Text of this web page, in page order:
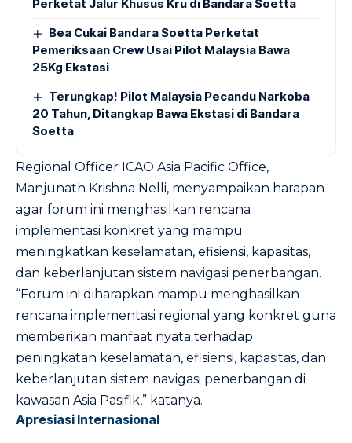
Perketat Jalur Khusus Kru di Bandara Soetta
Bea Cukai Bandara Soetta Perketat
Pemeriksaan Crew Usai Pilot Malaysia Bawa
25Kg Ekstasi
Terungkap! Pilot Malaysia Pecandu Narkoba
20 Tahun, Ditangkap Bawa Ekstasi di Bandara
Soetta
Regional Officer ICAO Asia Pacific Office,
Manjunath Krishna Nelli, menyampaikan harapan
agar forum ini menghasilkan rencana
implementasi konkret yang mampu
meningkatkan keselamatan, efisiensi, kapasitas,
dan keberlanjutan sistem navigasi penerbangan.
“Forum ini diharapkan mampu menghasilkan
rencana implementasi regional yang konkret guna
memberikan manfaat nyata terhadap
peningkatan keselamatan, efisiensi, kapasitas, dan
keberlanjutan sistem navigasi penerbangan di
kawasan Asia Pasifik,” katanya.
Apresiasi Internasional